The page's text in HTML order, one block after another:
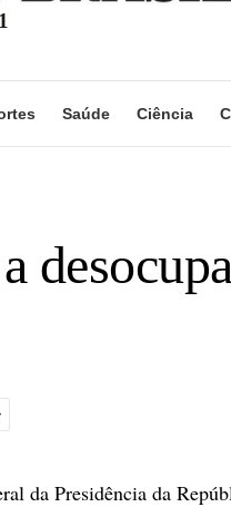
Saúde Ciência
da Presidência da